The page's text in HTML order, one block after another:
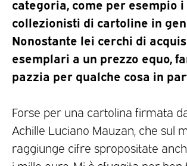
categoria, come per esempio i
collezionisti di cartoline in
Nonostante lei cerchi di
esemplari a un prezzo equo,
pazzia per qualche cosa in
Forse per una cartolina firmata
Achille Luciano Mauzan, che sul
raggiunge cifre spropositate